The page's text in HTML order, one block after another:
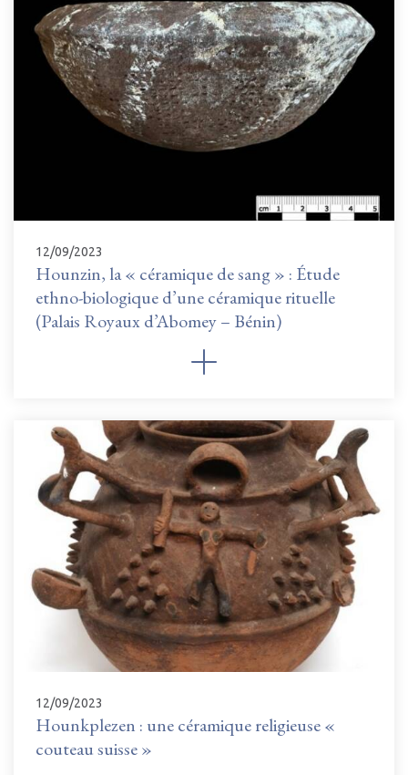
12/09/2023
Hounzin, la « céramique de sang » : Étude
ethno-biologique d’une céramique rituelle
(Palais Royaux d’Abomey – Bénin)
12/09/2023
Hounkplezen : une céramique religieuse «
couteau suisse »